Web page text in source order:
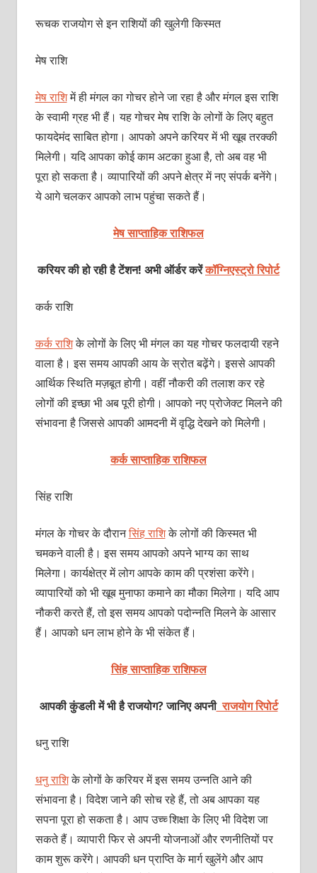
रूचक राजयोग से इन राशियों की खुलेगी किस्‍मत
मेष राशि
मेष राशिमें ही मंगल का गोचर होने जा रहा है और मंगल इस राशि
के स्‍वामी ग्रह भी हैं। यह गोचर मेष राशि के लोगों के लिए बहुत
फायदेमंद साबित होगा। आपको अपने करियर में भी खूब तरक्‍की
मिलेगी। यदि आपका कोई काम अटका हुआ है, तो अब वह भी
पूरा हो सकता है। व्‍यापारियों की अपने क्षेत्र में नए संपर्क बनेंगे।
ये आगे चलकर आपको लाभ पहुंचा सकते हैं।
मेष साप्ताहिक राशिफल
करियर की हो रही है टेंशन! अभी ऑर्डर करेंकॉग्निएस्ट्रो रिपोर्ट
कर्क राशि
कर्क राशिके लोगों के लिए भी मंगल का यह गोचर फलदायी रहने
वाला है। इस समय आपकी आय के स्रोत बढ़ेंगे। इससे आपकी
आर्थिक स्थिति मज़बूत होगी। वहीं नौकरी की तलाश कर रहे
लोगों की इच्‍छा भी अब पूरी होगी। आपको नए प्रोजेक्‍ट मिलने की
संभावना है जिससे आपकी आमदनी में वृद्धि देखने को मिलेगी।
कर्क साप्ताहिक राशिफल
सिंह राशि
मंगल के गोचर के दौरानसिंह राशिके लोगों की किस्‍मत भी
चमकने वाली है। इस समय आपको अपने भाग्‍य का साथ
मिलेगा। कार्यक्षेत्र में लोग आपके काम की प्रशंसा करेंगे।
व्‍यापारियों को भी खूब मुनाफा कमाने का मौका मिलेगा। यदि आप
नौकरी करते हैं, तो इस समय आपको पदोन्‍‍नति मिलने के आसार
हैं। आपको धन लाभ होने के भी संकेत हैं।
सिंह साप्ताहिक राशिफल
आपकी कुंडली में भी है राजयोग? जानिए अपनीराजयोग रिपोर्ट
धनु राशि
धनु राशिके लोगों के करियर में इस समय उन्‍नति आने की
संभावना है। विदेश जाने की सोच रहे हैं, तो अब आपका यह
सपना पूरा हो सकता है। आप उच्‍च्‍ शिक्षा के लिए भी विदेश जा
सकते हैं। व्‍यापारी फिर से अपनी योजनाओं और रणनीतियों पर
काम शुरू करेंगे। आपकी धन प्राप्‍ति के मार्ग खुलेंगे और आप